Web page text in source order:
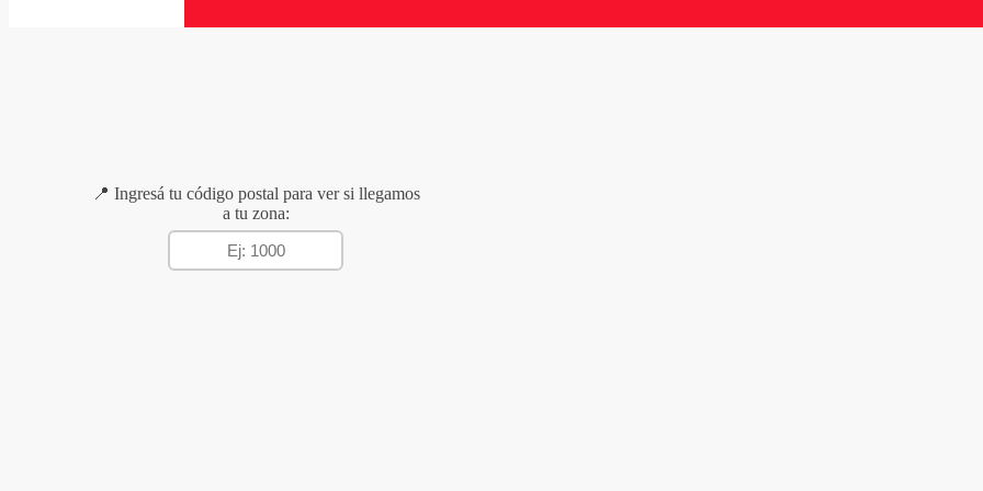
📍 Ingresá tu código postal para ver si llegamos
a tu zona: